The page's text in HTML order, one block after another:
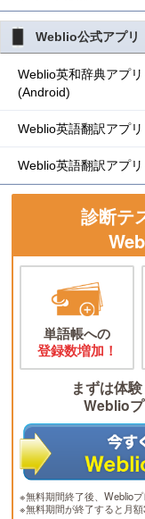
Weblio公式アプリ
Weblio英和辞典アプ
(Android)
Weblio英語翻訳アプ
Weblio英語翻訳アプ
診断テ
単語帳への
登録数増加！
まずは体
Weblio
※無料期間終了後、Weblio
※無料期間が終了すると月額